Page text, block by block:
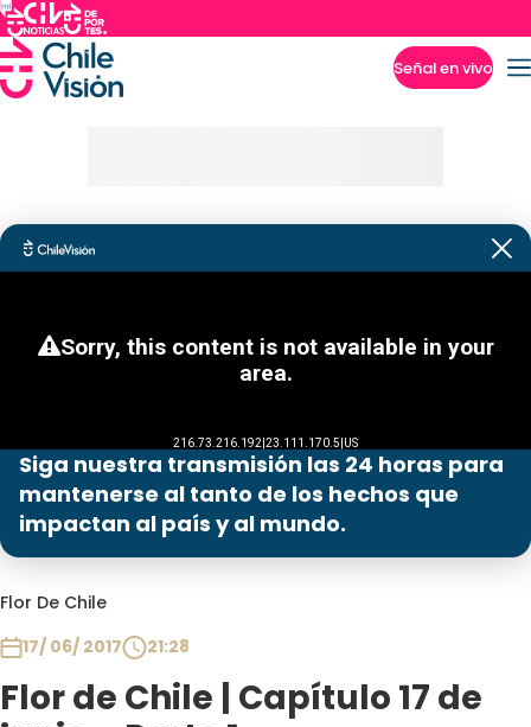
Señal en vivo
Siga nuestra transmisión las 24 horas para
mantenerse al tanto de los hechos que
impactan al país y al mundo.
Flor De Chile
17/ 06/ 2017
21:28
Flor de Chile | Capítulo 17 de
Programas
Club De La Comedia
Contigo en Directo
Plan Perfecto
El Tiempo